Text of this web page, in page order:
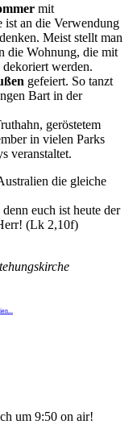
mit
ist an die Verwendung
Meist stellt man
die Wohnung, die mit
werden.
gefeiert. So tanzt
Bart in der
geröstetem
in vielen Parks
veranstaltet.
die gleiche
euch ist heute der
(Lk 2,10f)